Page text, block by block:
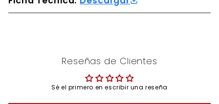
Reseñas de Clientes
Sé el primero en escribir una reseña